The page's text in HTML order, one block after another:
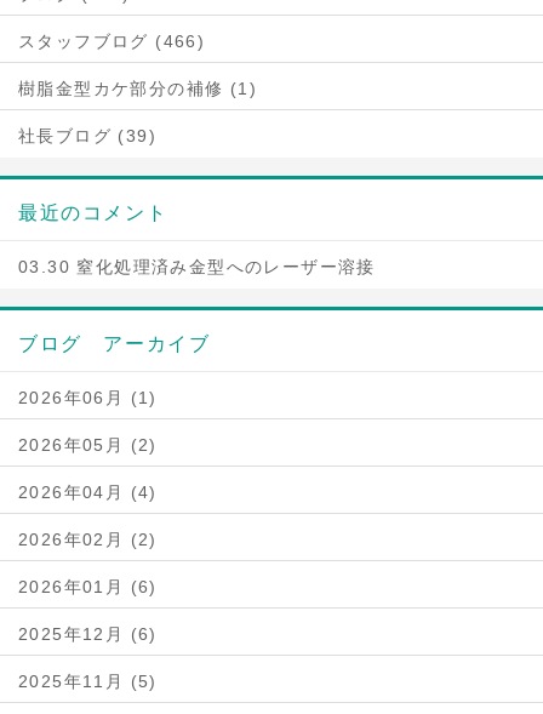
スタッフブログ (466)
樹脂金型カケ部分の補修 (1)
社長ブログ (39)
最近のコメント
03.30 窒化処理済み金型へのレーザー溶接
ブログ アーカイブ
2026年06月 (1)
2026年05月 (2)
2026年04月 (4)
2026年02月 (2)
2026年01月 (6)
2025年12月 (6)
2025年11月 (5)